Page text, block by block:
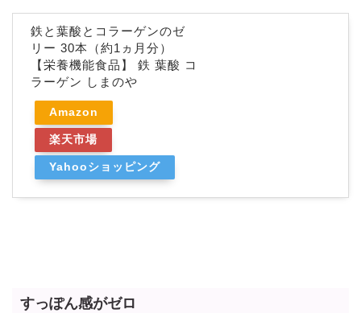
鉄と葉酸とコラーゲンのゼ
リー 30本（約1ヵ月分）
【栄養機能食品】 鉄 葉酸 コ
ラーゲン しまのや
Amazon
楽天市場
Yahooショッピング
すっぽん感がゼロ